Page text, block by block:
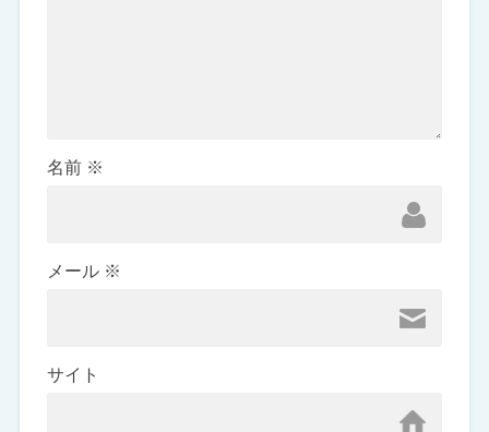
名前 ※
メール ※
サイト